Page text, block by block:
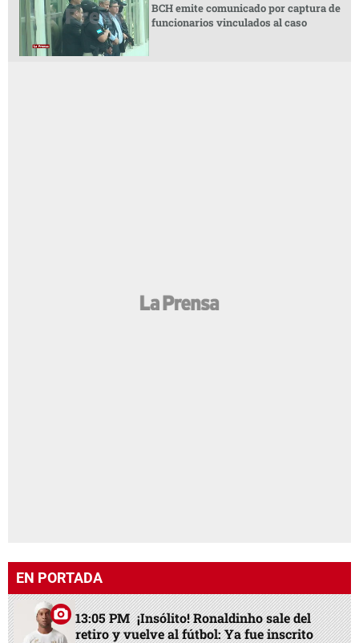
BCH emite comunicado por captura de
funcionarios vinculados al caso
EN PORTADA
13:05 PM ¡Insólito! Ronaldinho sale del
retiro y vuelve al fútbol: Ya fue inscrito